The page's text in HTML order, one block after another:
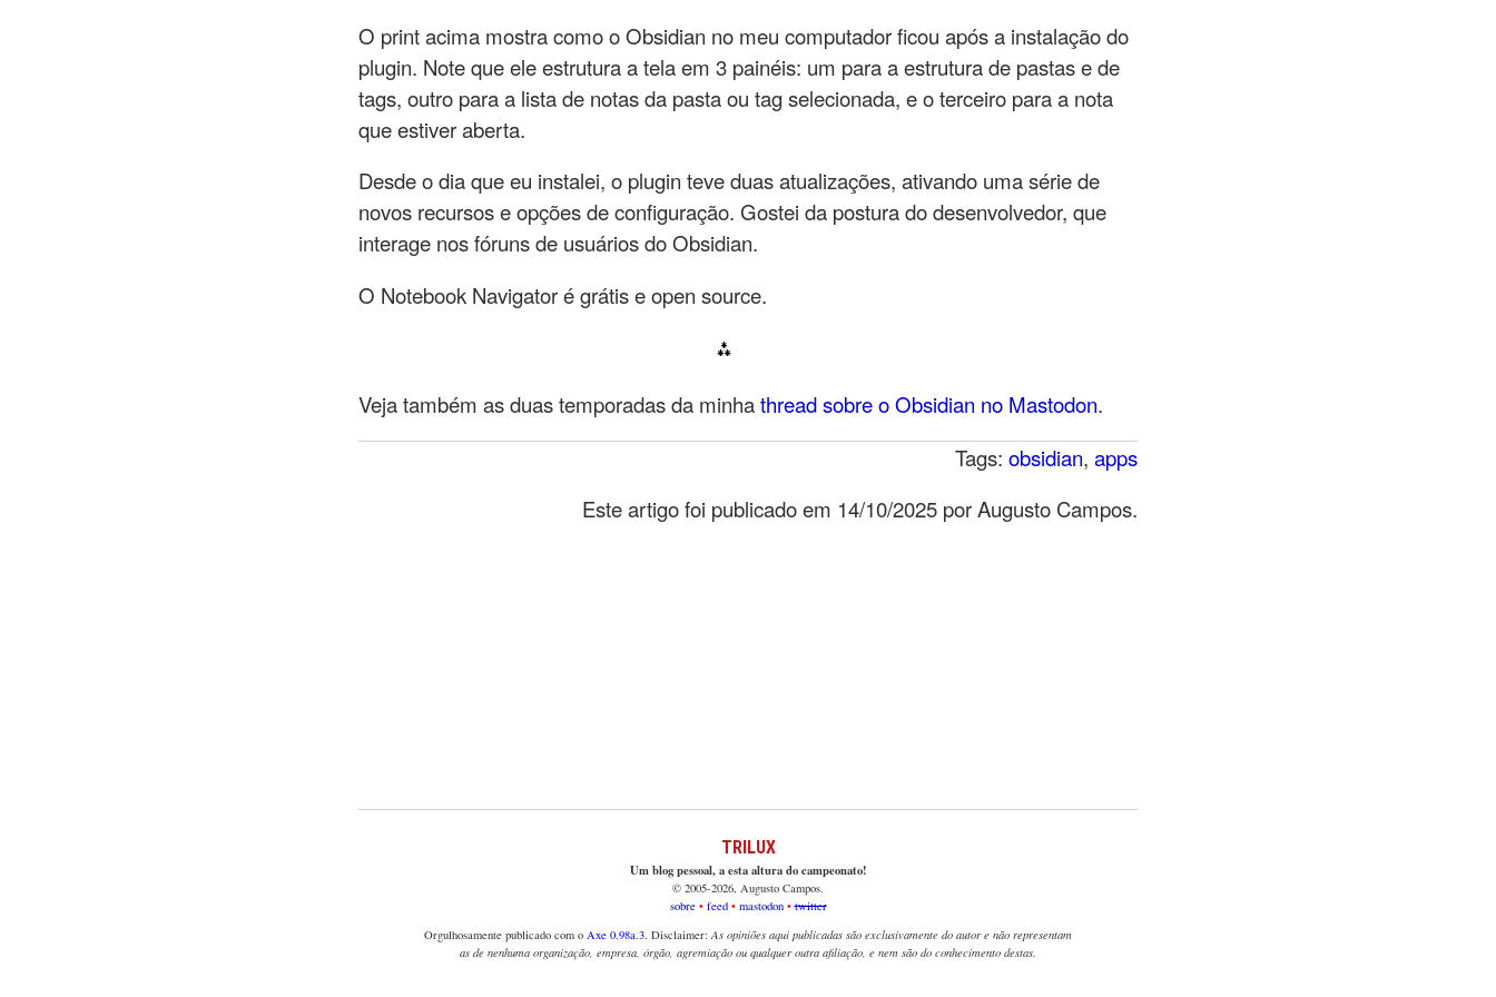
O print acima mostra como o Obsidian no meu computador ficou após a instalação do
plugin. Note que ele estrutura a tela em 3 painéis: um para a estrutura de pastas e de
tags, outro para a lista de notas da pasta ou tag selecionada, e o terceiro para a nota
que estiver aberta.
Desde o dia que eu instalei, o plugin teve duas atualizações, ativando uma série de
novos recursos e opções de configuração. Gostei da postura do desenvolvedor, que
interage nos fóruns de usuários do Obsidian.
O Notebook Navigator é grátis e open source.
Veja também as duas temporadas da minhathread sobre o Obsidian no Mastodon.
Tags: obsidian, apps
Este artigo foi publicado em 14/10/2025 por Augusto Campos.
TRILUX
Um blog pessoal, a esta altura do campeonato!
© 2005-2026, Augusto Campos.
sobre
feed mastodon
twitter
Orgulhosamente publicado com o Axe 0.98a.3. Disclaimer:As opiniões aqui publicadas são exclusivamente do autor e não representam
as de nenhuma organização, empresa, órgão, agremiação ou qualquer outra afiliação, e nem são do conhecimento destas.